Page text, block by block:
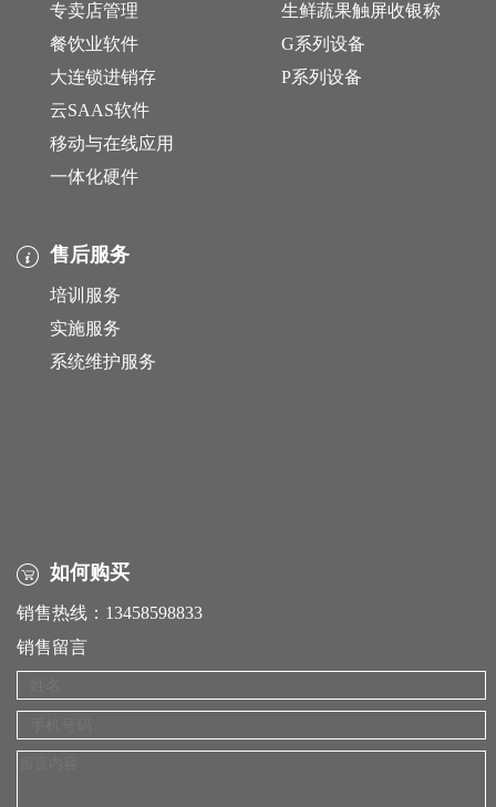
专卖店管理
餐饮业软件
大连锁进销存
云SAAS软件
移动与在线应用
一体化硬件
生鲜蔬果触屏收银称
G系列设备
P系列设备
售后服务
培训服务
实施服务
系统维护服务
如何购买
销售热线：13458598833
销售留言